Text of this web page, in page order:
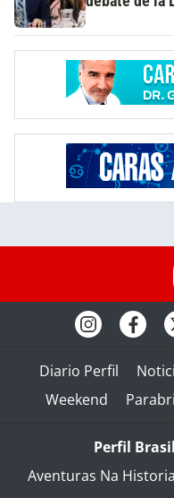
Diario Perfil
Weekend
Perfil
Aventuras Na Historia